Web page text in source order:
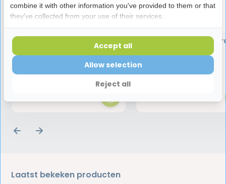
Care Tandspoeling - 400
ml
4,95
TePe Good
3,95
Laatst bekeken producten
combine it with other information you've provided to them or that
they've collected from your use of their services.
Reject all
Allow selection
Accept all